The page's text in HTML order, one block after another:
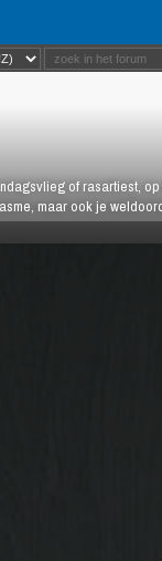
of rasartiest,
maar ook je